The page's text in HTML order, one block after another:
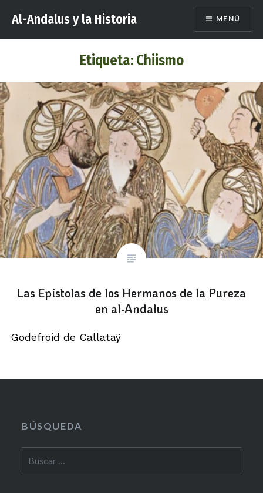
contenido
Al-Andalus y la Historia MENÚ
Etiqueta: Chiismo
Las Epístolas de los Hermanos de la Pureza
en al-Andalus
Godefroid de Callataÿ
BÚSQUEDA